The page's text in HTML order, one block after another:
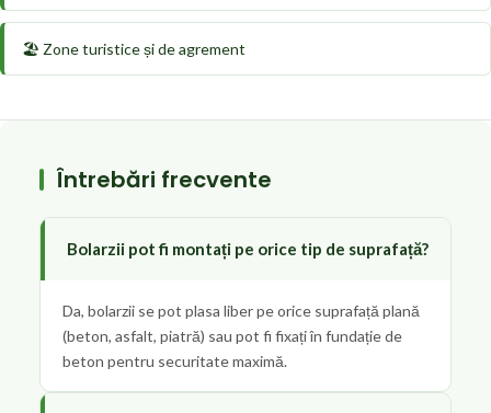
🏖️ Zone turistice și de agrement
Întrebări frecvente
Bolarzii pot fi montați pe orice tip de suprafață?
Da, bolarzii se pot plasa liber pe orice suprafață plană
(beton, asfalt, piatră) sau pot fi fixați în fundație de
beton pentru securitate maximă.